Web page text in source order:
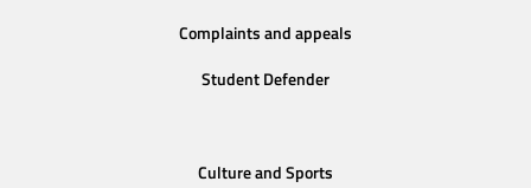
Complaints and appeals
Student Defender
Culture and Sports